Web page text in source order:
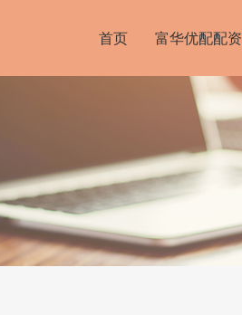
首页 富华优配配资